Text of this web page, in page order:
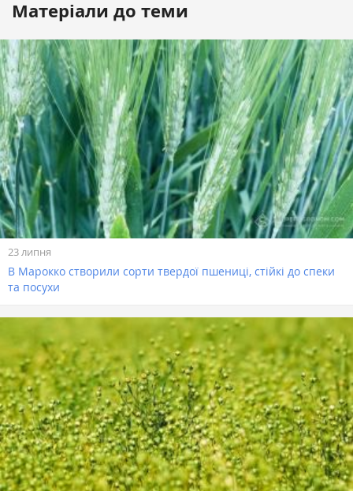
Матеріали до теми
23 липня
В Марокко створили сорти твердої пшениці, стійкі до спеки
та посухи